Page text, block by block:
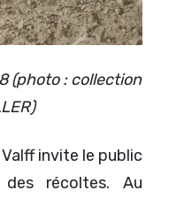
(photo : collection
invite le public
récoltes. Au